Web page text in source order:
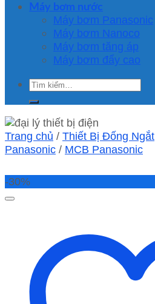
Máy bơm nước
Máy bơm Panasonic
Máy bơm Nanoco
Máy bơm tăng áp
Máy bơm đẩy cao
Tìm
kiếm:
Trang chủ / Thiết Bị Đống Ngắt
Panasonic / MCB Panasonic
-30%